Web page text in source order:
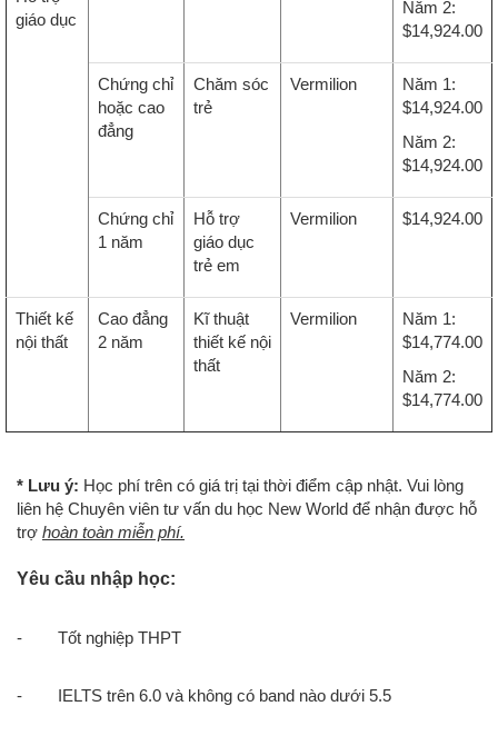
giáo dục
Năm 2:
$14,924.00
Chứng chỉ
hoặc cao
đẳng
Chăm sóc
trẻ
Vermilion
Năm 1:
$14,924.00
Năm 2:
$14,924.00
Chứng chỉ
1 năm
Hỗ trợ
giáo dục
trẻ em
Vermilion $14,924.00
Thiết kế
nội thất
Cao đẳng
2 năm
Kĩ thuật
thiết kế nội
thất
Vermilion
Năm 1:
$14,774.00
Năm 2:
$14,774.00
* Lưu ý: Học phí trên có giá trị tại thời điểm cập nhật. Vui lòng
liên hệ Chuyên viên tư vấn du học New World để nhận được hỗ
trợ hoàn toàn miễn phí.
Yêu cầu nhập học:
- Tốt nghiệp THPT
- IELTS trên 6.0 và không có band nào dưới 5.5